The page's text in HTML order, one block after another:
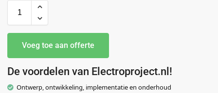
Voeg toe aan offerte
De voordelen van Electroproject.nl!
Ontwerp, ontwikkeling, implementatie en onderhoud